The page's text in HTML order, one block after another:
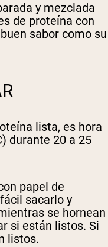
y mezclada
de proteína con
sabor como su
lista, es hora
durante 20 a 25
papel de
sacarlo y
se hornean
si están listos. Si
listos.